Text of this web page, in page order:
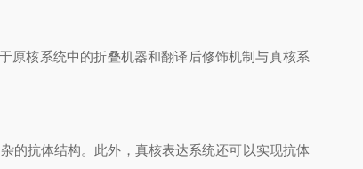
原核系统中的折叠机器和翻译后修饰机制与真核系
的抗体结构。此外，真核表达系统还可以实现抗体